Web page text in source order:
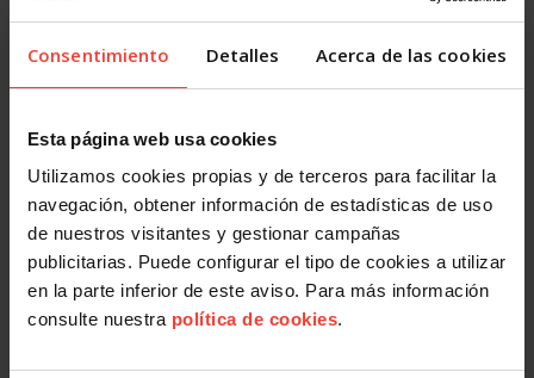
Consentimiento Detalles Acerca de las cookies
Esta página web usa cookies
Utilizamos cookies propias y de terceros para facilitar la
navegación, obtener información de estadísticas de uso
de nuestros visitantes y gestionar campañas
publicitarias. Puede configurar el tipo de cookies a utilizar
en la parte inferior de este aviso. Para más información
consulte nuestra política de cookies.
dan para la reuniones físicas”, explica Javier Albalá.
Hay medidas que ha habido que tomar en las
implicada. Por ejemplo, como muchas otras grandes
empresas, los trabajadores disponen habitualmente de
cantinas ocatering. Estos servicios se han cancelado y
se establecen cupos de aforo para los comedores,
además de turnos. Y tampoco se pueden recibir visitas
turísticas y culturales, ni de centros escolares o grupos
similares.
Facebook
X LinkedInWhatsApp
Telegram
EmailCompartir